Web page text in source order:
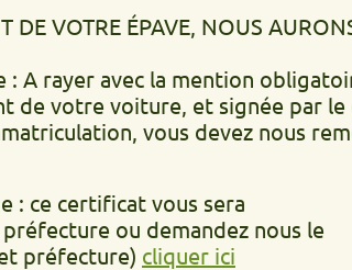
ÉPAVE, NOUS AURONS
avec la mention obligatoire
voiture, et signée par le ou les
vous devez nous remettre
vous sera
ou demandez nous le
cliquer ici